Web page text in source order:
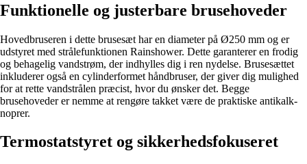
Funktionelle og justerbare brusehoveder
Hovedbruseren i dette brusesæt har en diameter på Ø250 mm og er
udstyret med strålefunktionen Rainshower. Dette garanterer en frodig
og behagelig vandstrøm, der indhylles dig i ren nydelse. Brusesættet
inkluderer også en cylinderformet håndbruser, der giver dig mulighed
for at rette vandstrålen præcist, hvor du ønsker det. Begge
brusehoveder er nemme at rengøre takket være de praktiske antikalk-
noprer.
Termostatstyret og sikkerhedsfokuseret